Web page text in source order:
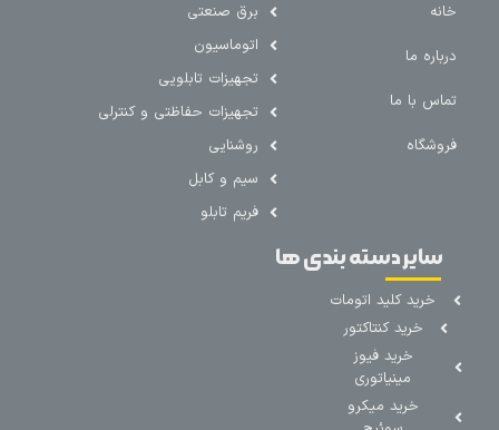
خانه
درباره ما
تماس با ما
فروشگاه
برق صنعتی
اتوماسیون
تجهیزات تابلویی
تجهیزات حفاظتی و کنترلی
روشنایی
سیم و کابل
فریم تابلو
سایر دسته بندی ها
خرید کلید اتومات
خرید کنتاکتور
خرید فیوز
مینیاتوری
خرید میکرو